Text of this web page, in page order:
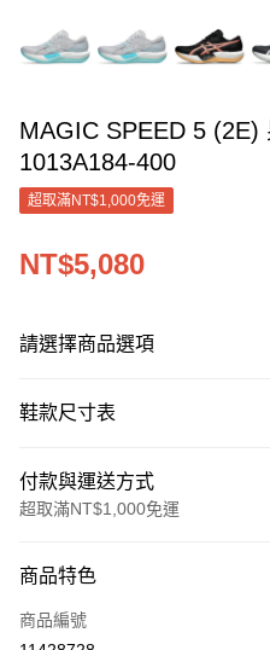
MAGIC SPEED 5 (2E)
1013A184-400
超取滿NT$1,000免運
NT$5,080
請選擇商品選項
鞋款尺寸表
付款與運送方式
超取滿NT$1,000免運
信用卡一次付款
信用卡分期付款
商品特色
商品編號